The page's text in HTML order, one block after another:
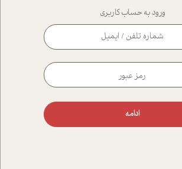
ورود به حساب کاربری
ادامه